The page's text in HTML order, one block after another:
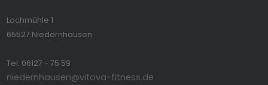
Lochmühle 1
65527 Niedernhausen
Tel. 06127 - 75 59
niedernhausen@vitova-fitness.de